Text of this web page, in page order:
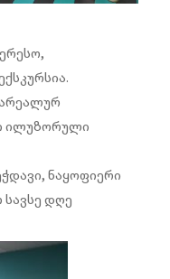
ილუზორული
ნაყოფიერი
დღე